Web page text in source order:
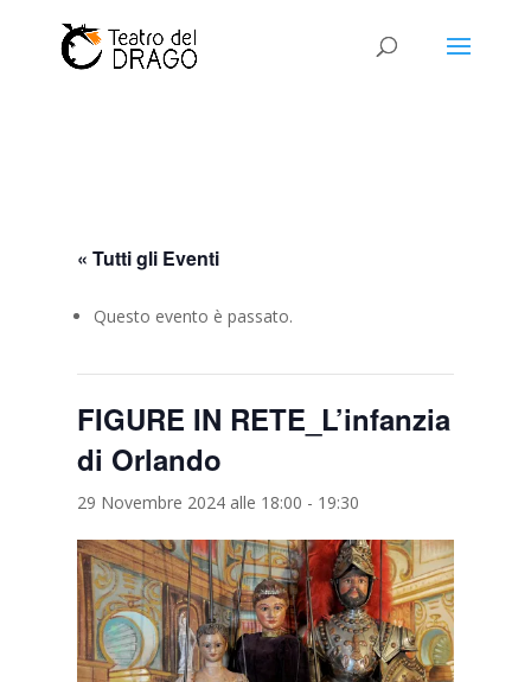
« Tutti gli Eventi
Questo evento è passato.
FIGURE IN RETE_L’infanzia
di Orlando
29 Novembre 2024 alle 18:00 - 19:30